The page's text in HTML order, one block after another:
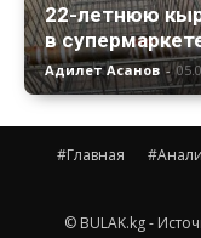
22-летнюю
в
Адилет Асанов -
#Главная
© BULAK.kg -